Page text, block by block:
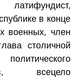
в конце
военных, член
столичной
всецело